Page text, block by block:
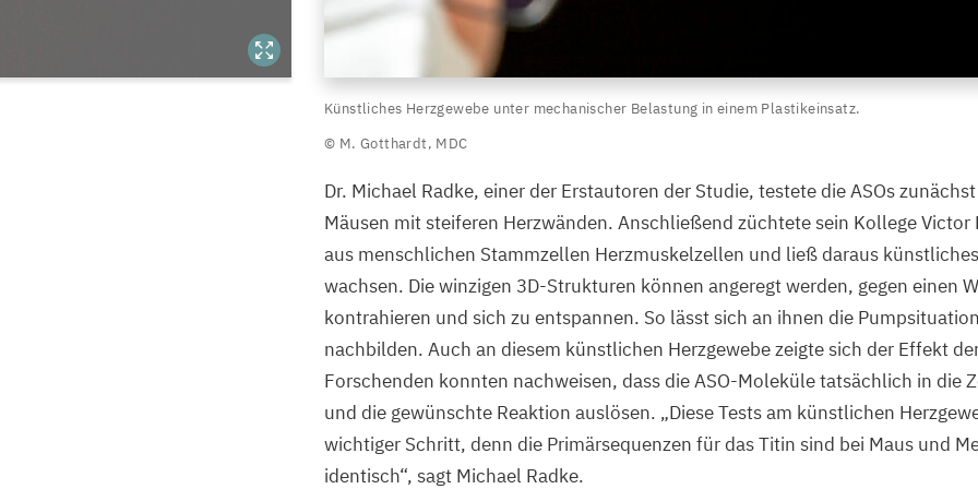
Künstliches
unter
mechanischer
Belastung
in
einem
Plastikeinsatz.
M.
Gotthardt,
MDC
Künstliches Herzgewebe unter mechanischer Belastung in einem Plastikeinsatz.
© M. Gotthardt, MDC
Dr. Michael Radke, einer der Erstautoren der Studie, testete die ASOs
Mäusen mit steiferen Herzwänden. Anschließend züchtete sein Kollege Victor
aus menschlichen Stammzellen Herzmuskelzellen und ließ daraus
wachsen. Die winzigen 3D-Strukturen können angeregt werden, gegen einen
kontrahieren und sich zu entspannen. So lässt sich an ihnen die
nachbilden. Auch an diesem künstlichen Herzgewebe zeigte sich der Effekt
Forschenden konnten nachweisen, dass die ASO-Moleküle tatsächlich in die
und die gewünschte Reaktion auslösen. „Diese Tests am künstlichen
wichtiger Schritt, denn die Primärsequenzen für das Titin sind bei Maus und
identisch“, sagt Michael Radke.